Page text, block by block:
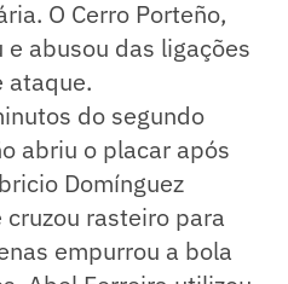
O Cerro Porteño,
abusou das ligações
ataque.
do segundo
abriu o placar após
Domínguez
rasteiro para
empurrou a bola